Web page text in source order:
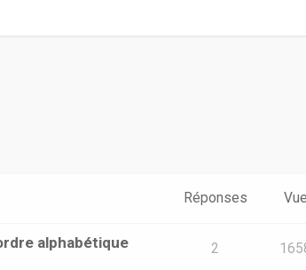
Réponses
alphabétique 2